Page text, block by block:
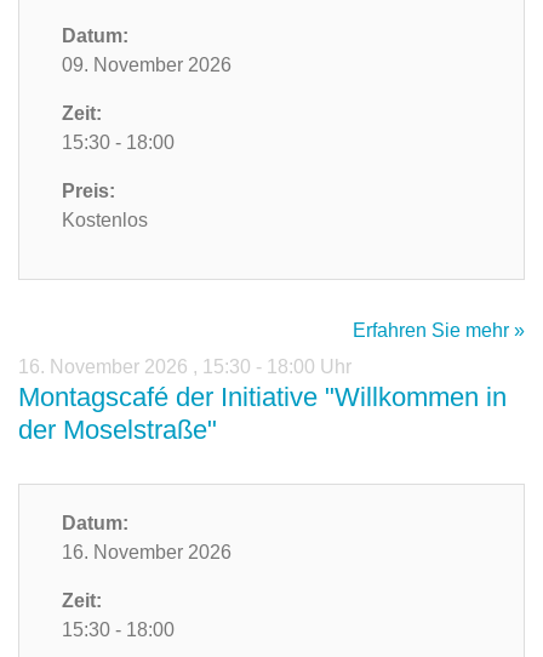
Datum:
09. November 2026
Zeit:
15:30 - 18:00
Preis:
Kostenlos
Erfahren Sie mehr »
16. November 2026 , 15:30 - 18:00 Uhr
Montagscafé der Initiative "Willkommen in
der Moselstraße"
Datum:
16. November 2026
Zeit:
15:30 - 18:00